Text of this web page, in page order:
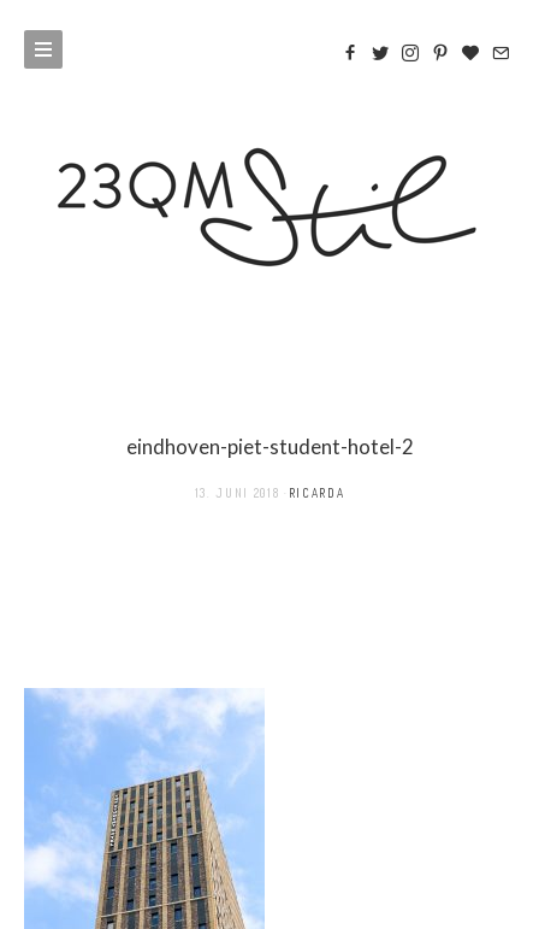
eindhoven-piet-student-hotel-2
13. JUNI 2018 RICARDA